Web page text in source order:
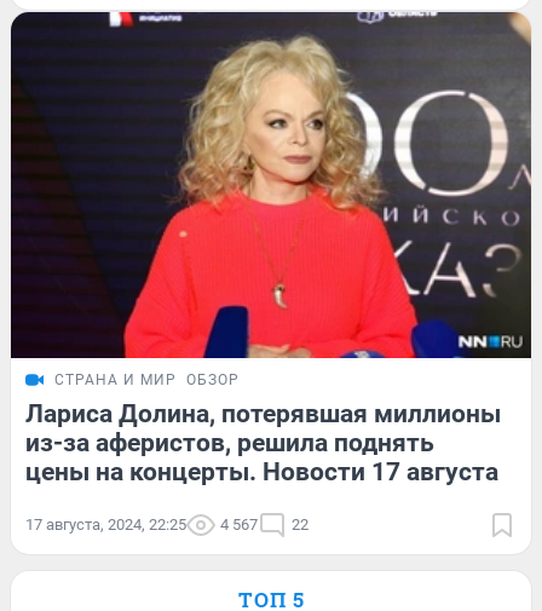
СТРАНА И МИР ОБЗОР
Лариса Долина, потерявшая миллионы
из-за аферистов, решила поднять
цены на концерты. Новости 17 августа
17 августа, 2024, 22:25 4 567 22
ТОП 5